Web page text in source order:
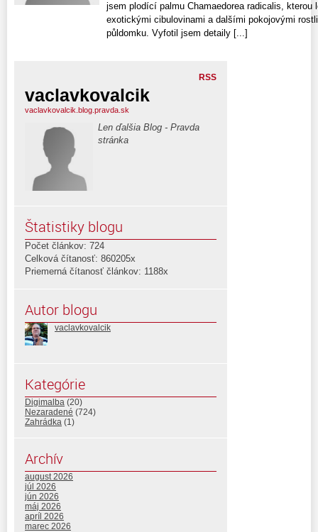
jsem plodící palmu Chamaedorea radicalis, kterou
exotickými cibulovinami a dalšími pokojovými
půldomku. Vyfotil jsem detaily [...]
RSS
vaclavkovalcik
vaclavkovalcik.blog.pravda.sk
Len ďalšia Blog - Pravda
stránka
Štatistiky blogu
Počet článkov: 724
Celková čítanosť: 860205x
Priemerná čítanosť článkov: 1188x
Autor blogu
vaclavkovalcik
Kategórie
Digimalba (20)
Nezaradené (724)
Zahrádka (1)
Archív
august 2026
júl 2026
jún 2026
máj 2026
apríl 2026
marec 2026